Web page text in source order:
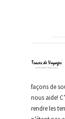
façons de
nous aide!
rendre les